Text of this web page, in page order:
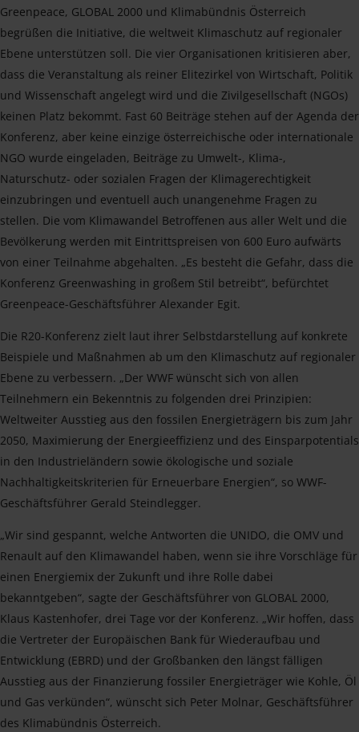
Greenpeace, GLOBAL 2000 und Klimabündnis Österreich
begrüßen die Initiative, die weltweit Klimaschutz auf regionaler
Ebene unterstützen soll. Die vier Organisationen kritisieren aber,
dass die Veranstaltung als reiner Elitezirkel von Wirtschaft, Politik
und Wissenschaft angelegt wird und die Zivilgesellschaft (NGOs)
keinen Platz bekommt. Fast 60 Beiträge stehen auf der Agenda der
Konferenz, aber keine einzige österreichische oder internationale
NGO wurde eingeladen, Beiträge zu Umwelt-, Klima-,
Naturschutz- oder sozialen Fragen der Klimagerechtigkeit
einzubringen und eventuell auch unangenehme Fragen zu
stellen. Die vom Klimawandel Betroffenen aus aller Welt und die
Bevölkerung werden mit Eintrittspreisen von 600 Euro aufwärts
von einer Teilnahme abgehalten. „Es besteht die Gefahr, dass die
Konferenz Greenwashing in großem Stil betreibt“, befürchtet
Greenpeace-Geschäftsführer Alexander Egit.
Die R20-Konferenz zielt laut ihrer Selbstdarstellung auf konkrete
Beispiele und Maßnahmen ab um den Klimaschutz auf regionaler
Ebene zu verbessern. „Der WWF wünscht sich von allen
Teilnehmern ein Bekenntnis zu folgenden drei Prinzipien:
Weltweiter Ausstieg aus den fossilen Energieträgern bis zum Jahr
2050, Maximierung der Energieeffizienz und des Einsparpotentials
in den Industrieländern sowie ökologische und soziale
Nachhaltigkeitskriterien für Erneuerbare Energien“, so WWF-
Geschäftsführer Gerald Steindlegger.
„Wir sind gespannt, welche Antworten die UNIDO, die OMV und
Renault auf den Klimawandel haben, wenn sie ihre Vorschläge für
einen Energiemix der Zukunft und ihre Rolle dabei
bekanntgeben“, sagte der Geschäftsführer von GLOBAL 2000,
Klaus Kastenhofer, drei Tage vor der Konferenz. „Wir hoffen, dass
die Vertreter der Europäischen Bank für Wiederaufbau und
Entwicklung (EBRD) und der Großbanken den längst fälligen
Ausstieg aus der Finanzierung fossiler Energieträger wie Kohle, Öl
und Gas verkünden“, wünscht sich Peter Molnar, Geschäftsführer
des Klimabündnis Österreich.